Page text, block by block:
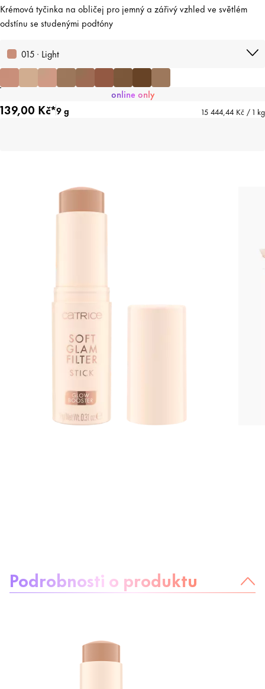
Krémová tyčinka na obličej pro jemný a zářivý vzhled ve světlém
odstínu se studenými podtóny
015 · Light
online only
139,00 Kč*9 g 15 444,44 Kč / 1 kg
Podrobnosti o produktu